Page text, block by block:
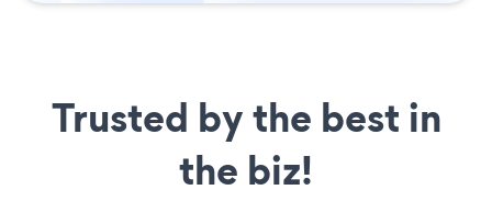
Trusted by the best in
the biz!